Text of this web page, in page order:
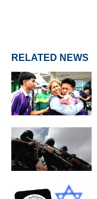
RELATED NEWS